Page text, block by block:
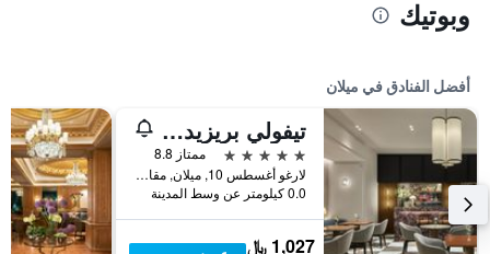
وبوتيك
أفضل الفنادق في ميلان
تيفولي بريزيدنت ميلانو هوتل
5 نجوم
ممتاز 8.8
لارغو أغسطس 10, ميلان, مقاطعة ميلانو, إيطاليا
0.0 كيلومتر عن وسط المدينة
1,027 ﷼